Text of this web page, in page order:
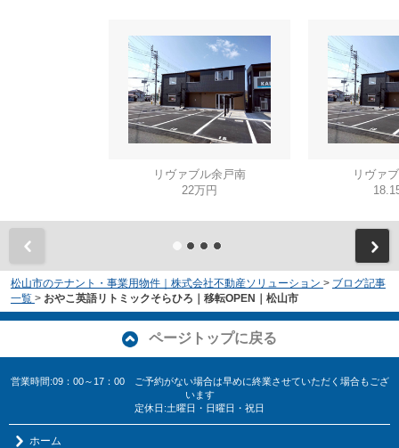
リヴァブル余戸南
22万円
リヴァ
松山市のテナント・事業用物件｜株式会社不動産ソリューション > ブログ記事
一覧 > おやこ英語リトミックそらひろ｜移転OPEN｜松山市
ページトップに戻る
営業時間:09：00～17：00 ご予約がない場合は早めに終業させていただく場合もござ
います
定休日:土曜日・日曜日・祝日
ホーム